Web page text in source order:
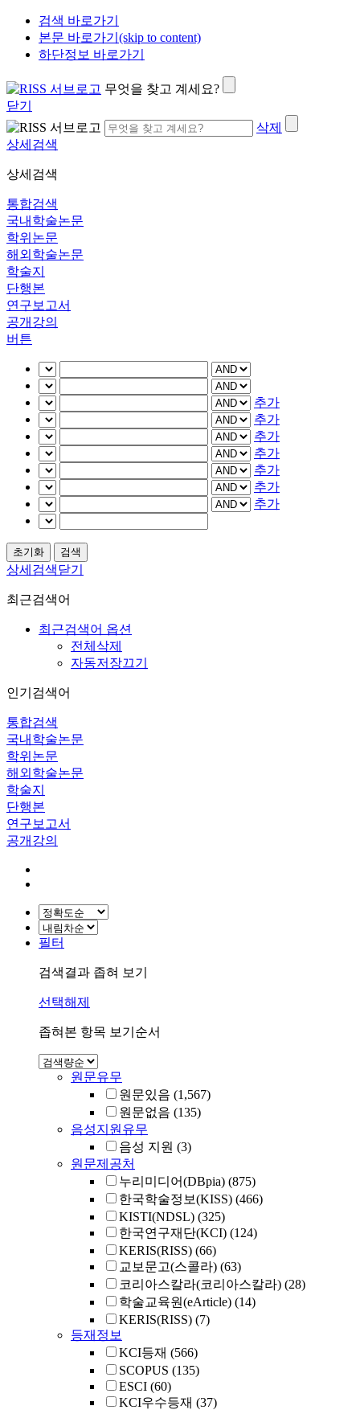
검색 바로가기
본문 바로가기(skip to content)
하단정보 바로가기
무엇을 찾고 계세요?
닫기
삭제
상세검색
상세검색
통합검색
국내학술논문
학위논문
해외학술논문
학술지
단행본
연구보고서
공개강의
버튼
추가
추가
추가
추가
추가
추가
추가
상세검색닫기
최근검색어
최근검색어 옵션
전체삭제
자동저장끄기
인기검색어
통합검색
국내학술논문
학위논문
해외학술논문
학술지
단행본
연구보고서
공개강의
필터
검색결과 좁혀 보기
선택해제
좁혀본 항목 보기순서
원문유무
원문있음 (1,567)
원문없음 (135)
음성지원유무
음성 지원 (3)
원문제공처
누리미디어(DBpia) (875)
한국학술정보(KISS) (466)
KISTI(NDSL) (325)
한국연구재단(KCI) (124)
KERIS(RISS) (66)
교보문고(스콜라) (63)
코리아스칼라(코리아스칼라) (28)
학술교육원(eArticle) (14)
KERIS(RISS) (7)
등재정보
KCI등재 (566)
SCOPUS (135)
ESCI (60)
KCI우수등재 (37)